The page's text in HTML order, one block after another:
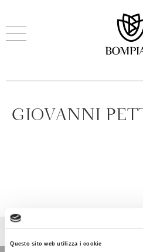
Questo sito web utilizza i cookie
GIOVANNI